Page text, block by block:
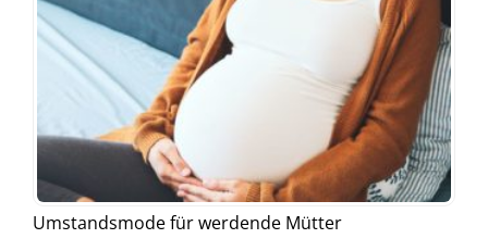
Umstandsmode für werdende Mütter